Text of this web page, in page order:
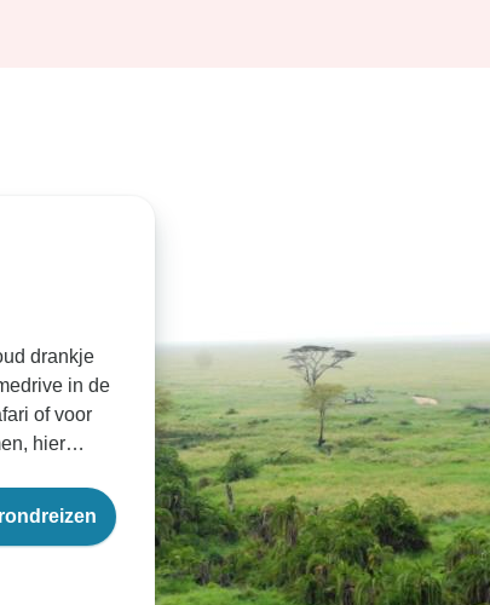
drankje
in de
of voor
hier
op zoek
de witte